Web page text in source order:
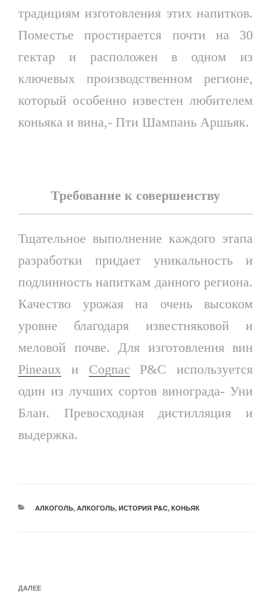
традициям изготовления этих напитков.
Поместье простирается почти на 30
гектар и расположен в одном из
ключевых производственном регионе,
который особенно известен любителем
коньяка и вина,- Пти Шампань Аршьяк.
Требование к совершенству
Тщательное выполнение каждого этапа
разработки придает уникальность и
подлинность напиткам данного региона.
Качество урожая на очень высоком
уровне благодаря известняковой и
меловой почве. Для изготовления вин
Pineaux и Cognac P&C используется
один из лучших сортов винограда- Уни
Блан. Превосходная дистилляция и
выдержка.
РУБРИКИ
АЛКОГОЛЬ, АЛКОГОЛЬ, ИСТОРИЯ P&C, КОНЬЯК
записям
Следующая
ДАЛЕЕ